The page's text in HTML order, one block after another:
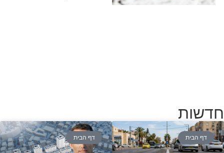
חדשות
דף הבית דף הבית